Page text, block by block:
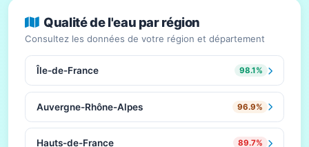
Qualité de l'eau par région
Consultez les données de votre région et département
Île-de-France 98.1%
Auvergne-Rhône-Alpes 96.9%
Hauts-de-France 89.7%